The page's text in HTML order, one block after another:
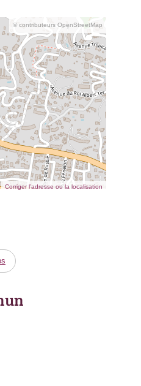
© contributeurs OpenStreetMap
Corriger l’adresse ou la localisation